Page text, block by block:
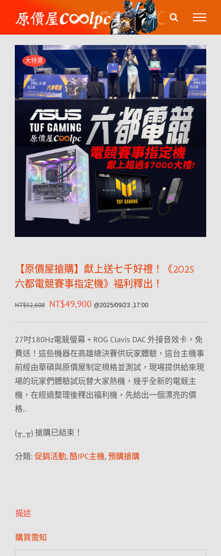
content
大特賣
【原價屋搶購】獻上送七千好禮！《2025
六都電競賽事指定機》福利釋出！
NT$52,608 NT$49,900 @2025/09/23 ,17:00
27吋180Hz電競螢幕 + ROG Clavis DAC 外接音效卡，免
費送！這些機器在高雄總決賽供玩家體驗，這台主機事
前經由華碩與原價屋制定規格並測試，現場提供給來現
場的玩家們體驗試玩替大家熱機，幾乎全新的電競主
機，在經過整理後釋出福利機，先給出一個漂亮的價
格..
(╥_╥) 搶購已結束！
分類: 促銷活動, 酷!PC主機, 預購搶購
描述
購買需知